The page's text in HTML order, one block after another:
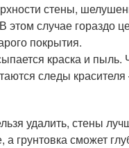
стены,
этом случае гораздо
покрытия.
краска и пыль.
следы
удалить, стены
грунтовка сможет